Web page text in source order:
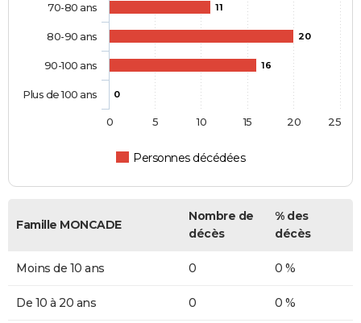
11
20
16
0
Personnes décédées
70-80 ans
80-90 ans
90-100 ans
Plus de 100 ans
0 5 10 15 20 25
Famille MONCADE
Nombre de
décès
% des
décès
Moins de 10 ans 0 0 %
De 10 à 20 ans 0 0 %